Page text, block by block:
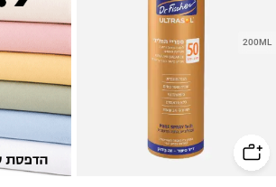
200ML